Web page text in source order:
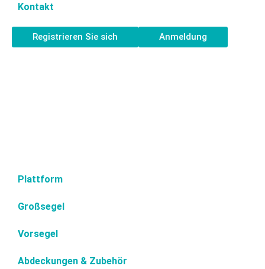
Kontakt
Registrieren Sie sich Anmeldung
Plattform
Großsegel
Vorsegel
Abdeckungen & Zubehör